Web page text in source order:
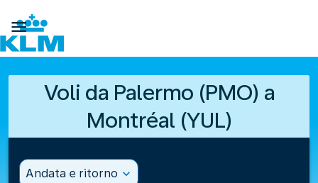

Voli da Palermo (PMO) a
Montréal (YUL)
Andata e ritorno expand_more